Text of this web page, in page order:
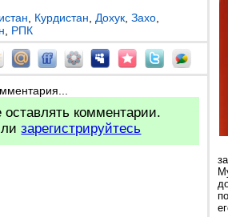
Курдистан Дохук Захо
РПК
комментарии.
зарегистрируйтесь